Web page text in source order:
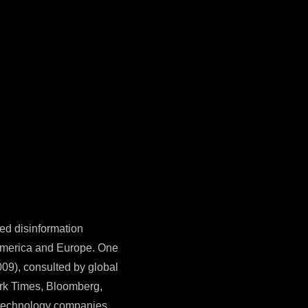
disinformation
and Europe. One
consulted by global
Times, Bloomberg,
companies